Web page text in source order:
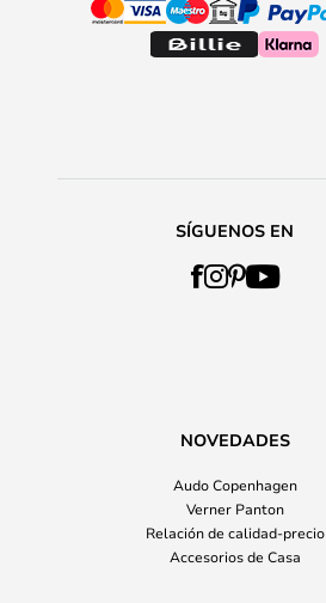
SÍGUENOS EN
NOVEDADES
Audo Copenhagen
Verner Panton
Relación de calidad-precio
Accesorios de Casa